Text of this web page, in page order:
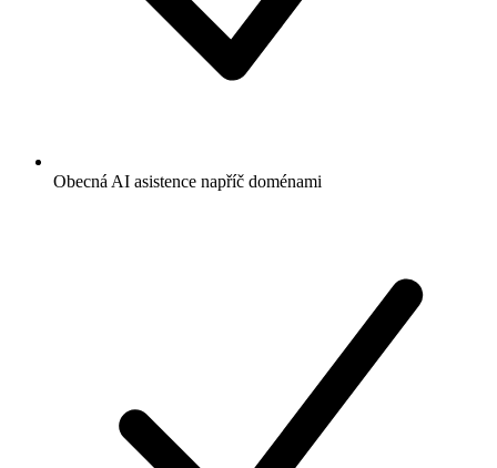
Obecná AI asistence napříč doménami